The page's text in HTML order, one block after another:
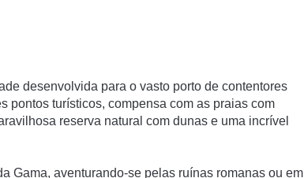
desenvolvida para o vasto porto de contentores
pontos turísticos, compensa com as praias com
reserva natural com dunas e uma incrível
Gama, aventurando-se pelas ruínas romanas ou em